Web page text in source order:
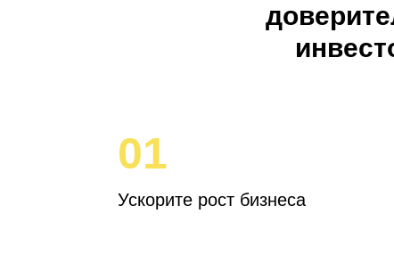
01
Ускорите рост бизнеса